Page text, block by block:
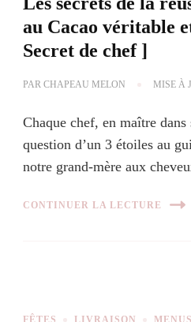
au Cacao véritable
Secret de chef ]
PAR CHAPEAU MELON MISE À
Chaque chef, en maître
question d’un 3 étoiles au
notre grand-mère aux
CONTINUER LA LECTURE
FÊTES LIVRAISON MENUS